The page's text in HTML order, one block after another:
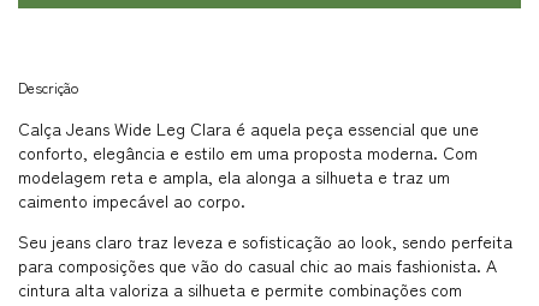
Descrição
Calça Jeans Wide Leg Clara é aquela peça essencial que une
conforto, elegância e estilo em uma proposta moderna. Com
modelagem reta e ampla, ela alonga a silhueta e traz um
caimento impecável ao corpo.
Seu jeans claro traz leveza e sofisticação ao look, sendo perfeita
para composições que vão do casual chic ao mais fashionista. A
cintura alta valoriza a silhueta e permite combinações com